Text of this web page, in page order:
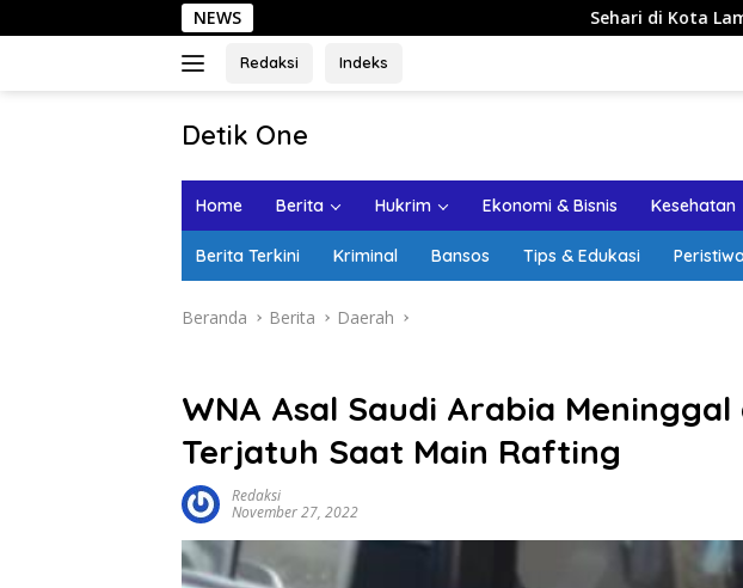
ke
NEWS Sehari di Kota Lama Semarang: Jalan
Redaksi Indeks
Detik One
Ungkap
Home Berita Hukrim Ekonomi & Bisnis Kesehatan
Berita Terkini Kriminal Bansos Tips & Edukasi
Beranda Berita Daerah
WNA Asal Saudi Arabia
Terjatuh Saat Main Rafting
Redaksi
November 27, 2022